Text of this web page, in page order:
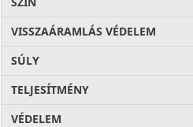
VISSZAÁRAMLÁS VÉDELEM
SÚLY
TELJESÍTMÉNY
VÉDELEM